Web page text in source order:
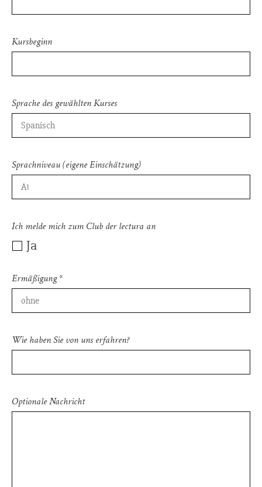
Kursbeginn
Sprache des gewählten Kurses
Sprachniveau (eigene Einschätzung)
Ich melde mich zum Club der lectura an
Ja
Ermäßigung *
Wie haben Sie von uns erfahren?
Optionale Nachricht